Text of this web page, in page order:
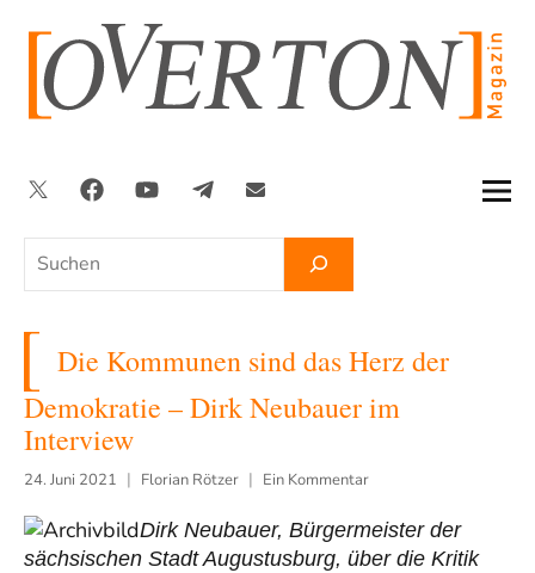
springen
Suchen
TwitterFacebookYouTubeTelegramNewsletter
Die Kommunen sind das Herz der
Demokratie – Dirk Neubauer im
Interview
24. Juni 2021 Florian Rötzer Ein Kommentar
Dirk Neubauer, Bürgermeister der
sächsischen Stadt Augustusburg, über die Kritik